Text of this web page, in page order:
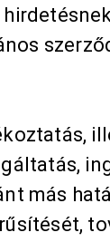
más